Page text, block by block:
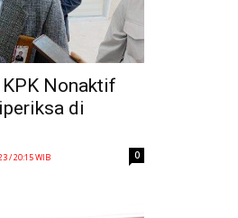
Nonaktif
di
/ 20:15 WIB 0